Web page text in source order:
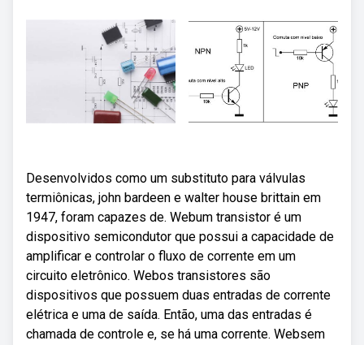
Desenvolvidos como um substituto para válvulas
termiônicas, john bardeen e walter house brittain em
1947, foram capazes de. Webum transistor é um
dispositivo semicondutor que possui a capacidade de
amplificar e controlar o fluxo de corrente em um
circuito eletrônico. Webos transistores são
dispositivos que possuem duas entradas de corrente
elétrica e uma de saída. Então, uma das entradas é
chamada de controle e, se há uma corrente. Websem